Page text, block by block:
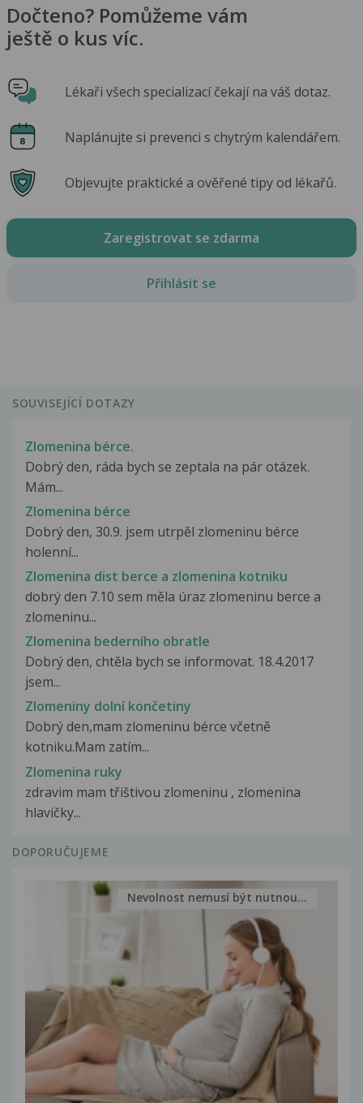
Dočteno? Pomůžeme vám
ještě o kus víc.
Lékaři všech specializací čekají na váš dotaz.
Naplánujte si prevenci s chytrým kalendářem.
Objevujte praktické a ověřené tipy od lékařů.
Zaregistrovat se zdarma
Přihlásit se
SOUVISEJÍCÍ DOTAZY
Zlomenina bérce.
Dobrý den, ráda bych se zeptala na pár otázek.
Mám...
Zlomenina bérce
Dobrý den, 30.9. jsem utrpěl zlomeninu bérce
holenní...
Zlomenina dist berce a zlomenina kotniku
dobrý den 7.10 sem měla úraz zlomeninu berce a
zlomeninu...
Zlomenina bederního obratle
Dobrý den, chtěla bych se informovat. 18.4.2017
jsem...
Zlomeniny dolní končetiny
Dobrý den,mam zlomeninu bérce včetně
kotniku.Mam zatím...
Zlomenina ruky
zdravim mam třištivou zlomeninu , zlomenina
hlavičky...
DOPORUČUJEME
Nevolnost nemusí být nutnou...